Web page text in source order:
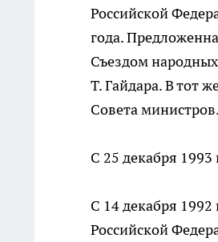
Российской
года.
Съездом
Т. Гайдара. В тот
Совета министров.
С 25 декабря
С 14 декабря
Российской